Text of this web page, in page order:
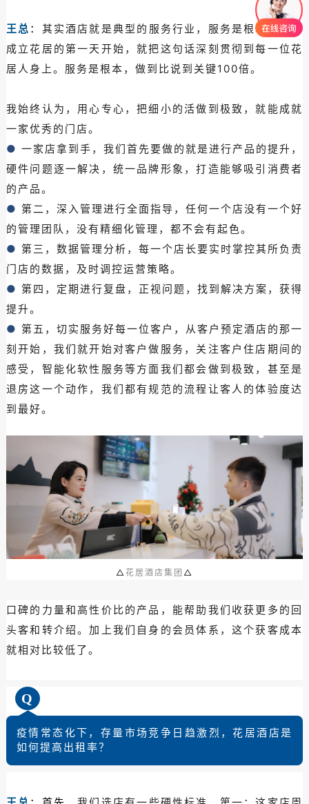
王总 ： 其实酒店就是典型的服务行业，服务是根本。我从
成立花居的第一天开始，就把这句话深刻贯彻到每一位花
居人身上。服务是根本，做到比说到关键100倍。
我始终认为，用心专心，把细小的活做到极致，就能成就
一家优秀的门店。
● 一家店拿到手，我们首先要做的就是进行产品的提升，
硬件问题逐一解决，统一品牌形象，打造能够吸引消费者
的产品。
● 第二，深入管理进行全面指导，任何一个店没有一个好
的管理团队，没有精细化管理，都不会有起色。
● 第三，数据管理分析，每一个店长要实时掌控其所负责
门店的数据，及时调控运营策略。
● 第四，定期进行复盘，正视问题，找到解决方案，获得
提升。
● 第五，切实服务好每一位客户，从客户预定酒店的那一
刻开始，我们就开始对客户做服务，关注客户住店期间的
感受，智能化软性服务等方面我们都会做到极致，甚至是
退房这一个动作，我们都有规范的流程让客人的体验度达
到最好。
△ 花居酒店集团 △
口碑的力量和高性价比的产品，能帮助我们收获更多的回
头客和转介绍。加上我们自身的会员体系，这个获客成本
就相对比较低了。
Q
疫情常态化下，存量市场竞争日趋激烈，花居酒店是
如何提高出租率？